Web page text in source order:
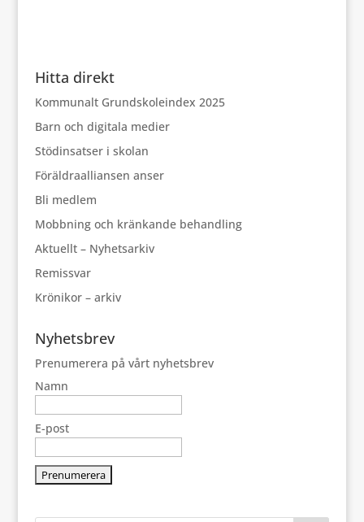
Hitta direkt
Kommunalt Grundskoleindex 2025
Barn och digitala medier
Stödinsatser i skolan
Föräldraalliansen anser
Bli medlem
Mobbning och kränkande behandling
Aktuellt – Nyhetsarkiv
Remissvar
Krönikor – arkiv
Nyhetsbrev
Prenumerera på vårt nyhetsbrev
Namn
E-post